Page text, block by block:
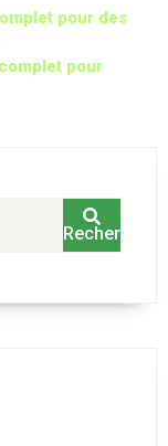
pour des
pour
Rechercher